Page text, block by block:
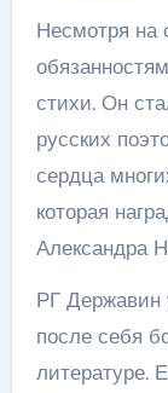
Несмотря на
стихи. Он
русских
сердца
которая
Александра
РГ Державин
после себя
литературе.